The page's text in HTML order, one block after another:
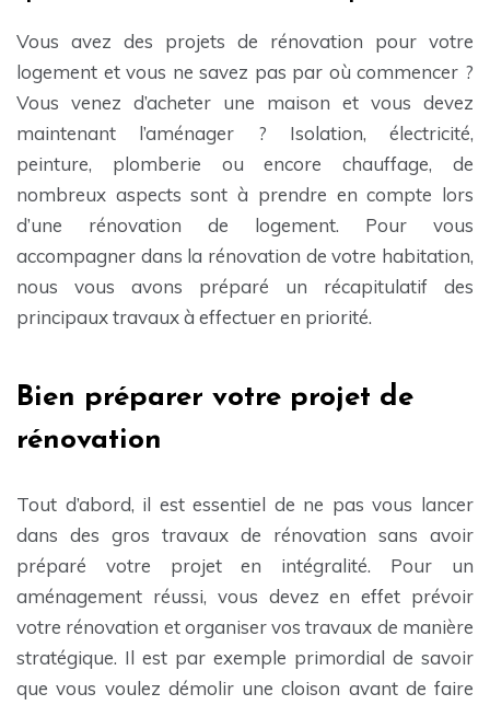
Vous avez des projets de rénovation pour votre
logement et vous ne savez pas par où commencer ?
Vous venez d’acheter une maison et vous devez
maintenant l’aménager ? Isolation, électricité,
peinture, plomberie ou encore chauffage, de
nombreux aspects sont à prendre en compte lors
d’une rénovation de logement. Pour vous
accompagner dans la rénovation de votre habitation,
nous vous avons préparé un récapitulatif des
principaux travaux à effectuer en priorité.
Bien préparer votre projet de
rénovation
Tout d’abord, il est essentiel de ne pas vous lancer
dans des gros travaux de rénovation sans avoir
préparé votre projet en intégralité. Pour un
aménagement réussi, vous devez en effet prévoir
votre rénovation et organiser vos travaux de manière
stratégique. Il est par exemple primordial de savoir
que vous voulez démolir une cloison avant de faire